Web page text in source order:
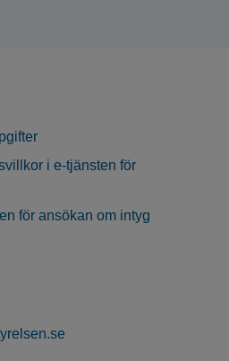
i e-tjänsten för
för ansökan om intyg